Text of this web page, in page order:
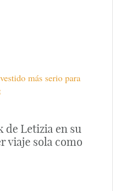
más serio para
de Letizia en su
viaje sola como